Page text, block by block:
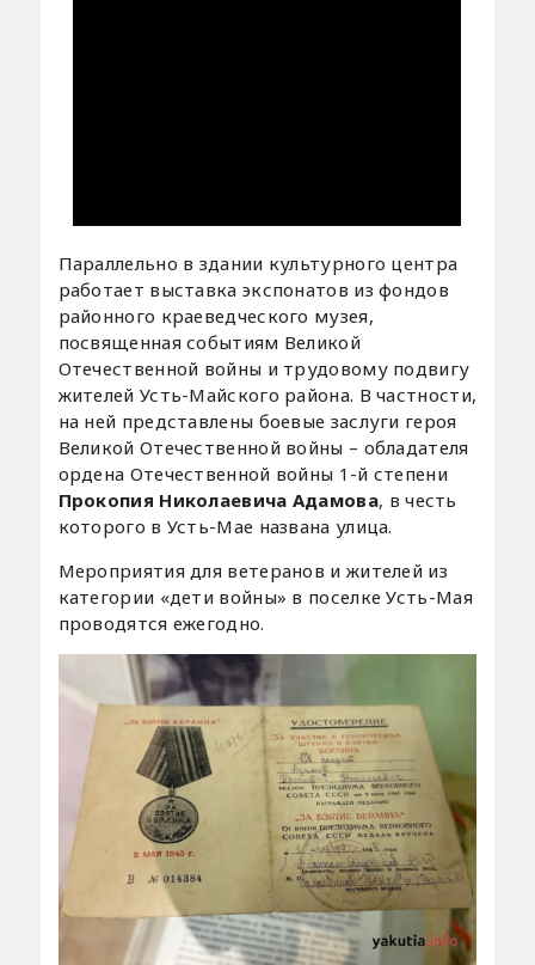
Параллельно в здании культурного центра
работает выставка экспонатов из фондов
районного краеведческого музея,
посвященная событиям Великой
Отечественной войны и трудовому подвигу
жителей Усть-Майского района. В частности,
на ней представлены боевые заслуги героя
Великой Отечественной войны – обладателя
ордена Отечественной войны 1-й степени
Прокопия Николаевича Адамова, в честь
которого в Усть-Мае названа улица.
Мероприятия для ветеранов и жителей из
категории «дети войны» в поселке Усть-Мая
проводятся ежегодно.